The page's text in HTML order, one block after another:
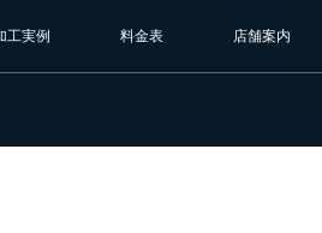
工実例 料金表 店舗案内